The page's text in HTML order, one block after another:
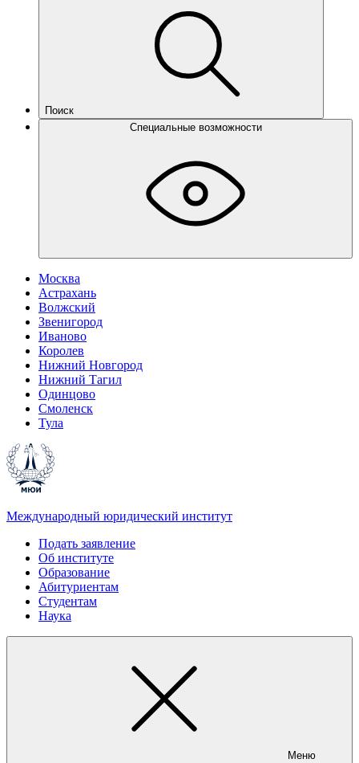
Поиск
Специальные возможности
Москва
Астрахань
Волжский
Звенигород
Иваново
Королев
Нижний Новгород
Нижний Тагил
Одинцово
Смоленск
Тула
Международный юридический институт
Подать заявление
Об институте
Образование
Абитуриентам
Студентам
Наука
Меню